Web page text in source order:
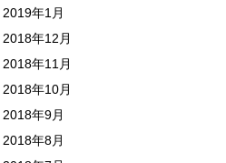
2019年1月
2018年12月
2018年11月
2018年10月
2018年9月
2018年8月